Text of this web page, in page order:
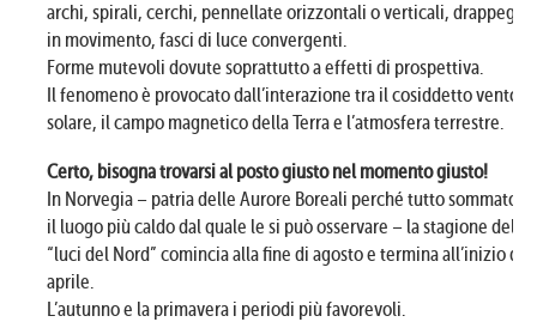
archi, spirali, cerchi, pennellate orizzontali o verticali, drappeggi
in movimento, fasci di luce convergenti.
Forme mutevoli dovute soprattutto a effetti di prospettiva.
Il fenomeno è provocato dall’interazione tra il cosiddetto vento
solare, il campo magnetico della Terra e l’atmosfera terrestre.
Certo, bisogna trovarsi al posto giusto nel momento giusto!
In Norvegia – patria delle Aurore Boreali perché tutto sommato è
il luogo più caldo dal quale le si può osservare – la stagione delle
“luci del Nord” comincia alla fine di agosto e termina all’inizio di
aprile.
L’autunno e la primavera i periodi più favorevoli.